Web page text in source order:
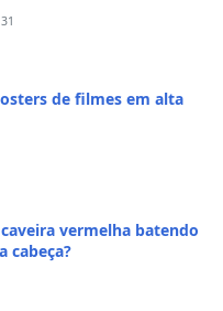
31
de filmes em alta
vermelha batendo
cabeça?